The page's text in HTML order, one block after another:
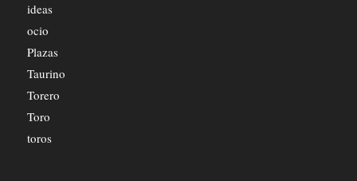
ideas
ocio
Plazas
Taurino
Torero
Toro
toros